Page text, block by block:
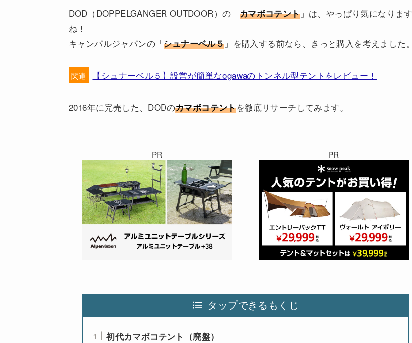
DOD（DOPPELGANGER OUTDOOR）の「カマボコテント」は、やっぱり気になります
ね！
キャンパルジャパンの「シュナーベル５ 」を購入する前なら、きっと購入を考えました。
関連 【シュナーベル５】設営が簡単なogawaのトンネル型テントをレビュー！
2016年に完売した、DODのカマボコテントを徹底リサーチしてみます。
PR PR
タップできるもくじ
初代カマボコテント（廃盤）